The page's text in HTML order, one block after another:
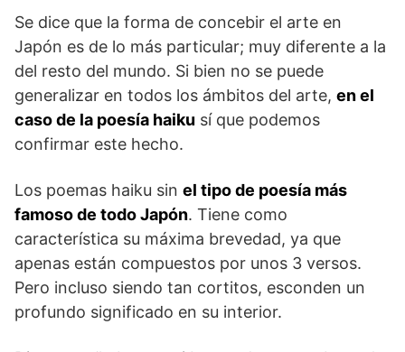
Se dice que la forma de concebir el arte en
Japón es de lo más particular; muy diferente a la
del resto del mundo. Si bien no se puede
generalizar en todos los ámbitos del arte, en el
caso de la poesía haiku sí que podemos
confirmar este hecho.
Los poemas haiku sin el tipo de poesía más
famoso de todo Japón. Tiene como
característica su máxima brevedad, ya que
apenas están compuestos por unos 3 versos.
Pero incluso siendo tan cortitos, esconden un
profundo significado en su interior.